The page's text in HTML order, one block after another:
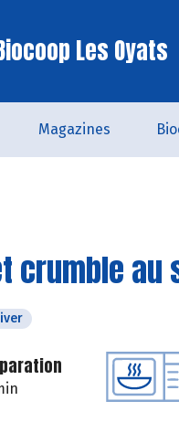
Les Oyats
Magazines
crumble au